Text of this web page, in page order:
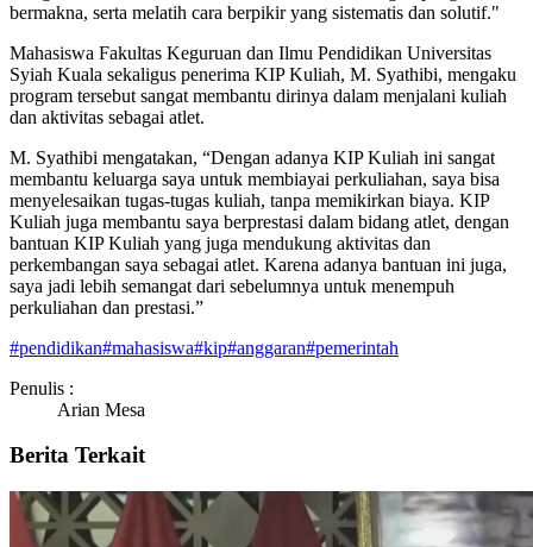
bermakna, serta melatih cara berpikir yang sistematis dan solutif."
Mahasiswa Fakultas Keguruan dan Ilmu Pendidikan Universitas
Syiah Kuala sekaligus penerima KIP Kuliah, M. Syathibi, mengaku
program tersebut sangat membantu dirinya dalam menjalani kuliah
dan aktivitas sebagai atlet.
M. Syathibi mengatakan, “Dengan adanya KIP Kuliah ini sangat
membantu keluarga saya untuk membiayai perkuliahan, saya bisa
menyelesaikan tugas-tugas kuliah, tanpa memikirkan biaya. KIP
Kuliah juga membantu saya berprestasi dalam bidang atlet, dengan
bantuan KIP Kuliah yang juga mendukung aktivitas dan
perkembangan saya sebagai atlet. Karena adanya bantuan ini juga,
saya jadi lebih semangat dari sebelumnya untuk menempuh
perkuliahan dan prestasi.”
#pendidikan#mahasiswa#kip#anggaran#pemerintah
Penulis :
Arian Mesa
Berita Terkait